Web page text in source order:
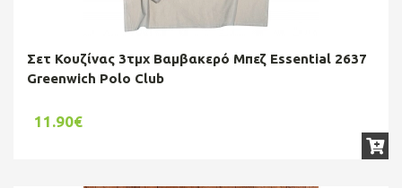
Σετ Κουζίνας 3τμχ Βαμβακερό Μπεζ Essential 2637
Greenwich Polo Club
11.90€